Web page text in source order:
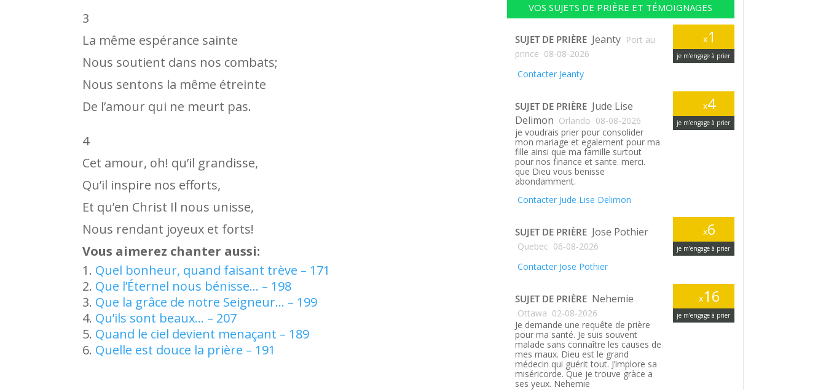
3
La même espérance sainte
Nous soutient dans nos combats;
Nous sentons la même étreinte
De l’amour qui ne meurt pas.
4
Cet amour, oh! qu’il grandisse,
Qu’il inspire nos efforts,
Et qu’en Christ Il nous unisse,
Nous rendant joyeux et forts!
Vous aimerez chanter aussi:
Quel bonheur, quand faisant trève – 171
Que l’Éternel nous bénisse… – 198
Que la grâce de notre Seigneur… – 199
Qu’ils sont beaux… – 207
Quand le ciel devient menaçant – 189
Quelle est douce la prière – 191
VOS SUJETS DE PRIÈRE ET TÉMOIGNAGES
x1
je m’engage à prier
SUJET DE PRIÈRE Jeanty Port au
prince 08-08-2026
Contacter Jeanty
x4
je m’engage à prier
SUJET DE PRIÈRE Jude Lise
Delimon Orlando 08-08-2026
je voudrais prier pour consolider
mon mariage et egalement pour ma
fille ainsi que ma famille surtout
pour nos finance et sante. merci.
que Dieu vous benisse
abondamment.
Contacter Jude Lise Delimon
x6
je m’engage à prier
SUJET DE PRIÈRE Jose Pothier
Quebec 06-08-2026
Contacter Jose Pothier
x16
je m’engage à prier
SUJET DE PRIÈRE Nehemie
Ottawa 02-08-2026
Je demande une requête de prière
pour ma santé. Je suis souvent
malade sans connaître les causes de
mes maux. Dieu est le grand
médecin qui guérit tout. J’implore sa
miséricorde. Que je trouve gràce a
ses yeux. Nehemie